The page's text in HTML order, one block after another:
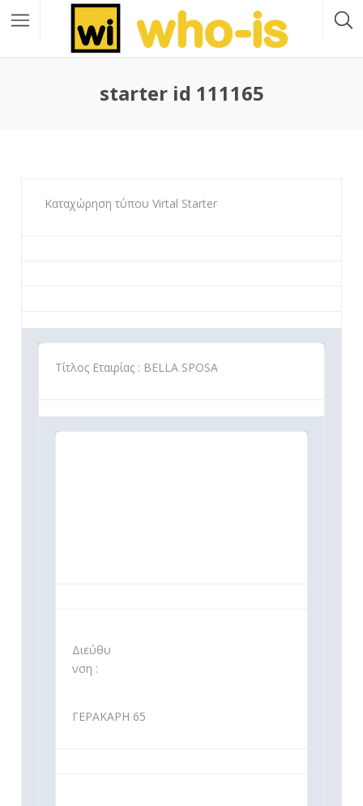
starter id 111165
Καταχώρηση τύπου Virtal Starter
Τίτλος Εταιρίας : BELLA SPOSA
Διεύθυ
νση :
ΓΕΡΑΚΑΡΗ 65